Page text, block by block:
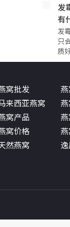
发
有
发
只
质
窝批发
来西亚燕窝
窝产品
窝价格
然燕窝